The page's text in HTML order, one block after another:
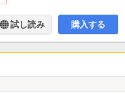
試し読み 購入する